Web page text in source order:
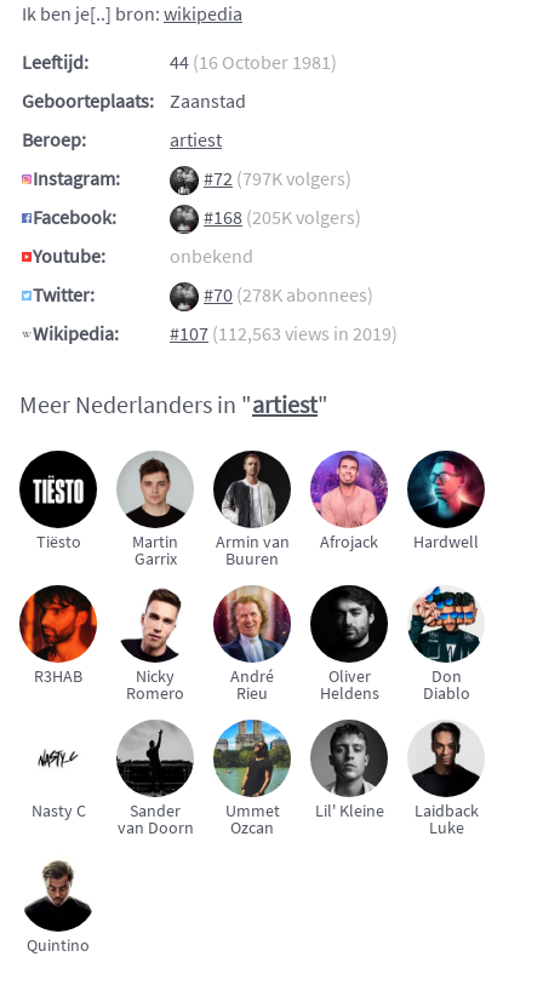
Ik ben je[..] bron: wikipedia
Leeftijd:
44 (16 October 1981)
Geboorteplaats:
Zaanstad
Beroep:
artiest
Instagram:
#72 (797K volgers)
Facebook:
#168 (205K volgers)
Youtube:
onbekend
Twitter:
#70 (278K abonnees)
Wikipedia:
#107 (112,563 views in 2019)
Meer Nederlanders in "artiest"
Tiësto Martin
Garrix
Armin van
Buuren
Afrojack Hardwell
R3HAB Nicky
Romero
André
Rieu
Oliver
Heldens
Don
Diablo
Nasty C Sander
van Doorn
Ummet
Ozcan
Lil' Kleine Laidback
Luke
Quintino